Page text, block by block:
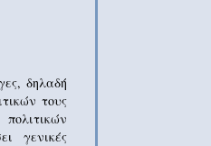
δηλαδή
τους
γενικές